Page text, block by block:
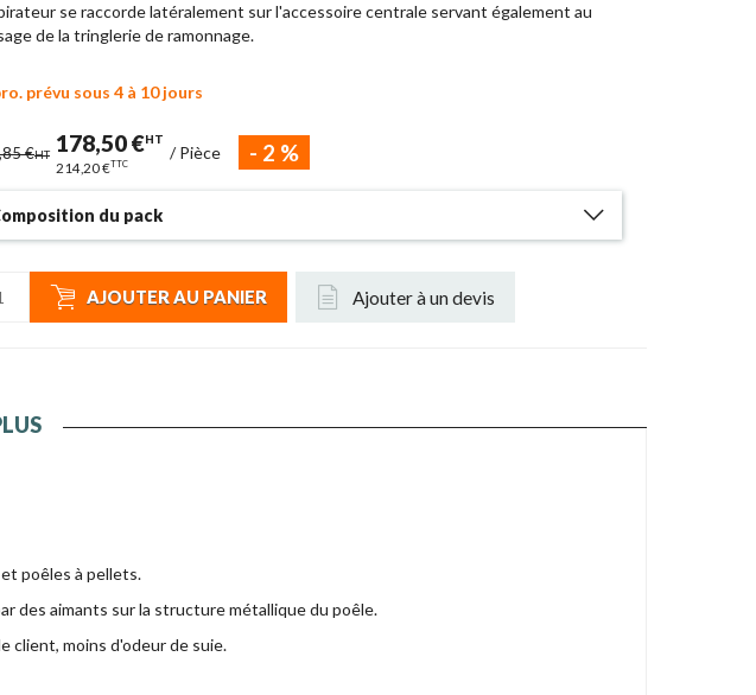
se raccorde latéralement sur l'accessoire centrale servant également au
de la tringlerie de ramonnage.
prévu sous 4 à 10 jours
€HT 178,50 €HT
214,20 €TTC
/Pièce - 2 %
du pack
AJOUTER AU PANIER Ajouter à un devis
poêles à pellets.
des aimants sur la structure métallique du poêle.
client, moins d'odeur de suie.